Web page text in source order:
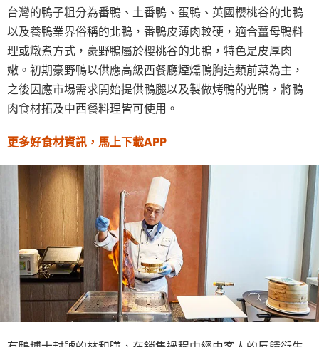
台灣的鴨子粗分為番鴨、土番鴨、蛋鴨、英國櫻桃谷的北鴨
以及養鴨業界俗稱的北鴨，番鴨皮薄肉較硬，適合薑母鴨料
理或燉煮方式，豪野鴨屬於櫻桃谷的北鴨，特色是皮厚肉
嫩。初期豪野鴨以供應高級西餐廳煙燻鴨胸這類前菜為主，
之後因應市場需求開始提供鴨腿以及製做烤鴨的光鴨，將鴨
肉食材拓及中西餐料理皆可使用。
更多好食材資訊，馬上下載APP